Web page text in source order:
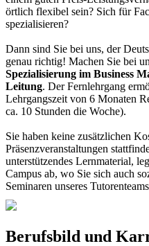
örtlich flexibel sein? Sich für
spezialisieren?
Dann sind Sie bei uns, der
genau richtig! Machen Sie bei
Spezialisierung im Business
Leitung. Der Fernlehrgang
Lehrgangszeit von 6 Monaten
ca. 10 Stunden die Woche).
Sie haben keine zusätzlichen
Präsenzveranstaltungen
unterstützendes Lernmaterial,
Campus ab, wo Sie sich auch
Seminaren unseres
Berufsbild und